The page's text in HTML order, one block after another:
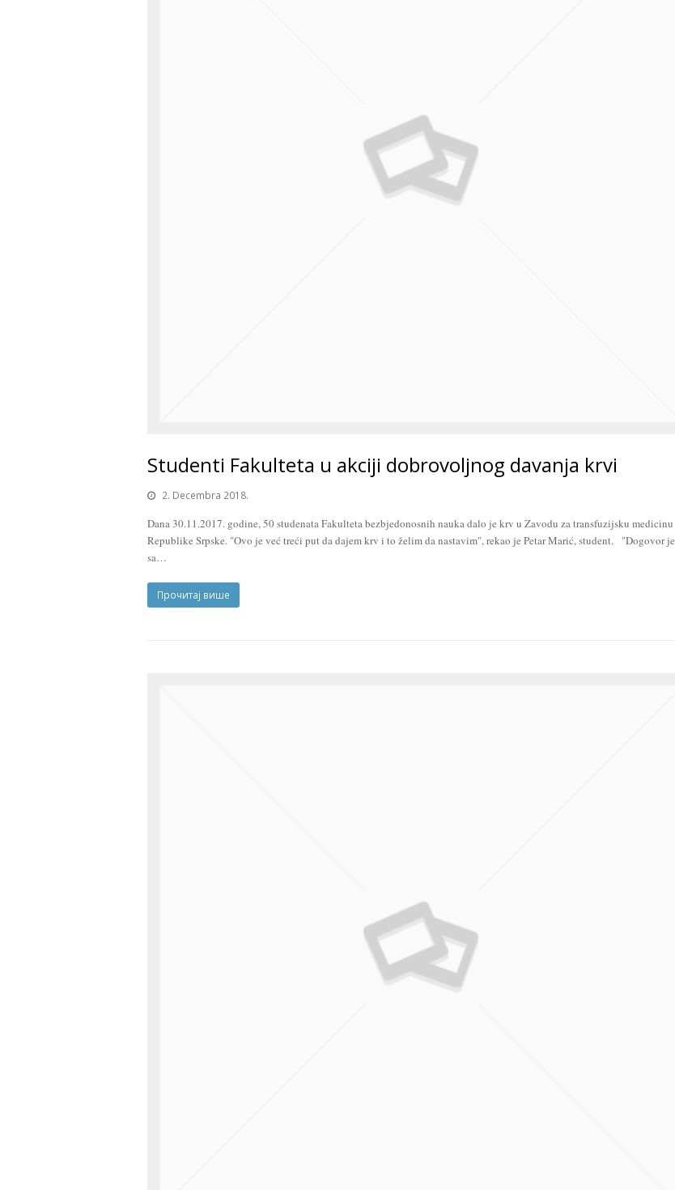
Studenti Fakulteta u akciji dobrovoljnog davanja krvi
2. Decembra 2018.
Dana 30.11.2017. godine, 50 studenata Fakulteta bezbjedonosnih nauka dalo je krv u Zavodu za transfuzijsku medicinu
Republike Srpske. "Ovo je već treći put da dajem krv i to želim da nastavim", rekao je Petar Marić, student. "Dogovor je
sa…
Прочитај више